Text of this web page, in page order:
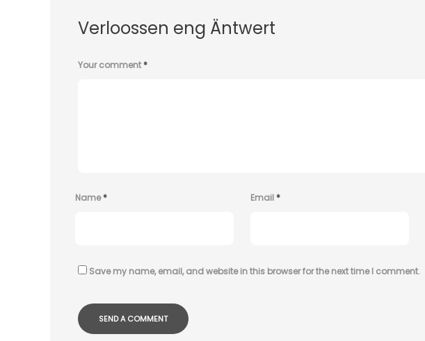
Verloossen eng Äntwert
Your comment*
Name* Email*
Save my name, email, and website in this browser for the next time I comment.